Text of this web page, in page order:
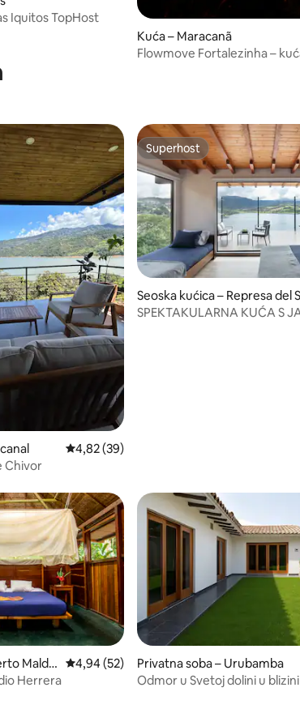
Iquitos TopHost
Kuća – Maracanã
Flowmove Fortalezinha –
226
Prosječna ocjena: 4,82/5, recenzija: 39
4,82 (39)
Chivor
Superhost
Superhost
Seoska kućica – Represa del
SPEKTAKULARNA KUĆA S
5
Maldo
Prosječna ocjena: 4,94/5, recenzija: 52
4,94 (52)
Herrera
Privatna soba – Urubamba
Odmor u Svetoj dolini u